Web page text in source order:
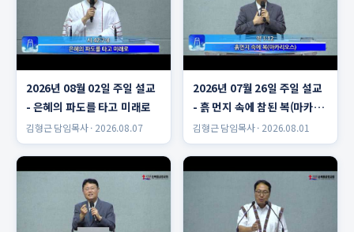
2026년 08월 02일 주일 설교
- 은혜의 파도를 타고 미래로
김형근 담임목사 · 2026.08.07
2026년 07월 26일 주일 설교
- 흙 먼지 속에 참된 복(마카리
오스)
김형근 담임목사 · 2026.08.01